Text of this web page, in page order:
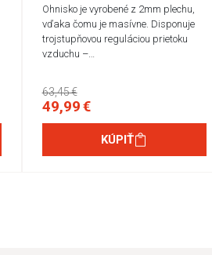
Ohnisko je vyrobené z 2mm plechu,
vďaka čomu je masívne. Disponuje
trojstupňovou reguláciou prietoku
vzduchu –…
63,45 €
49,99 €
KÚPIŤ